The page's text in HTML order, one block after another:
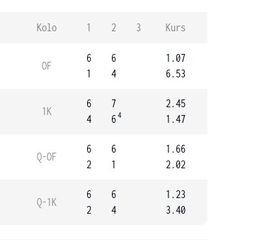
Kolo 1 2 3 Kurs
OF
6
1
6
4
1.07
6.53
1K
6
4
7
64
2.45
1.47
Q-OF
6
2
6
1
1.66
2.02
Q-1K
6
2
6
4
1.23
3.40